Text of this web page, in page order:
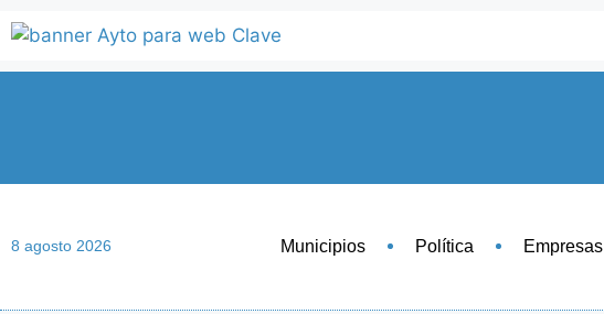
8 agosto 2026 Municipios Política Empresas